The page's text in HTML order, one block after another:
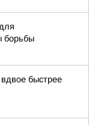
борьбы
быстрее